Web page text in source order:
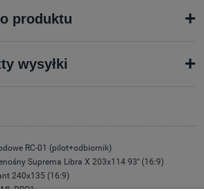
produktu +
wysyłki +
RC-01 (pilot+odbiornik)
Suprema Libra X 203x114 93'' (16:9)
240x135 (16:9)